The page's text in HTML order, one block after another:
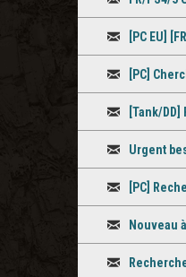
[PC EU]
[PC]
[Tank/
Urgent
[PC]
Nouveau